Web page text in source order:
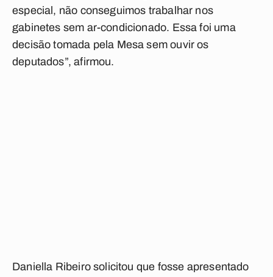
especial, não conseguimos trabalhar nos
gabinetes sem ar-condicionado. Essa foi uma
decisão tomada pela Mesa sem ouvir os
deputados”, afirmou.
Daniella Ribeiro solicitou que fosse apresentado